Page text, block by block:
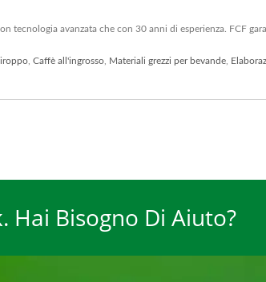
tecnologia avanzata che con 30 anni di esperienza. FCF
Caffè all'ingrosso Materiali grezzi per bevande
Hai Bisogno Di Aiuto?